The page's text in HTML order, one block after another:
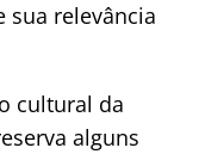
sua relevância
cultural da
alguns